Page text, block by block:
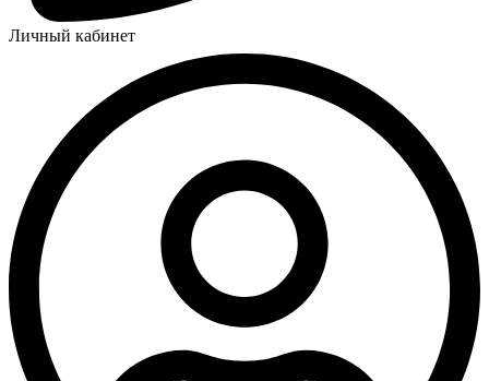
Личный кабинет